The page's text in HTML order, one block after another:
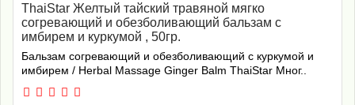
ThaiStar Желтый тайский травяной мягко
согревающий и обезболивающий бальзам с
имбирем и куркумой , 50гр.
Бальзам согревающий и обезболивающий с куркумой и
имбирем / Herbal Massage Ginger Balm ThaiStar Мног..